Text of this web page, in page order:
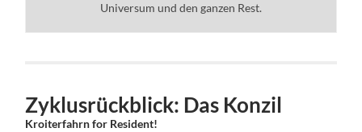
Universum und den ganzen Rest.
Zyklusrückblick: Das Konzil
Kroiterfahrn for Resident!